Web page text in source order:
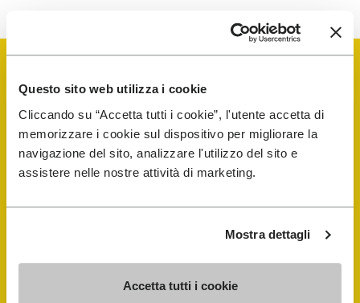
Questo sito web utilizza i cookie
Cliccando su “Accetta tutti i cookie”, l'utente accetta di
memorizzare i cookie sul dispositivo per migliorare la
navigazione del sito, analizzare l'utilizzo del sito e
assistere nelle nostre attività di marketing.
Mostra dettagli
Accetta tutti i cookie
Vibram Events
Trouver un cordonnier